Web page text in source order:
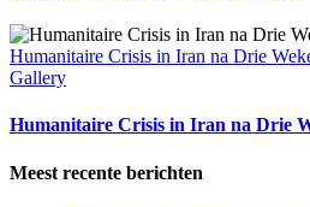
Humanitaire Crisis in Iran na Drie
Gallery
Humanitaire Crisis in Iran na Drie
Meest recente berichten